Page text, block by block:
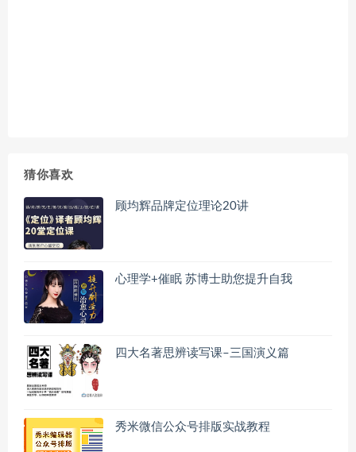
猜你喜欢
顾均辉品牌定位理论20讲
心理学+催眠 苏博士助您提升自我
四大名著思辨读写课–三国演义篇
秀米微信公众号排版实战教程